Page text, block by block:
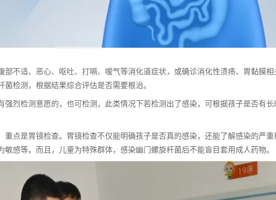
部不适、恶心、呕吐、打嗝、嗳气等消化道症状，或确诊消化性溃疡、胃黏膜相
检测，根据结果综合评估是否需要根治。
强烈检测意愿的，也可检测，此类情况下若检测出了感染，可根据孩子是否有长
重点是胃镜检查。胃镜检查不仅能明确孩子是否真的感染，还能了解感染的严重
感等。而且，儿童为特殊群体，感染幽门螺旋杆菌后不能盲目套用成人药物。